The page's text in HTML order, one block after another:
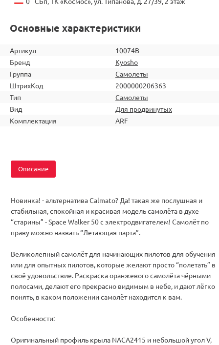
Основные характеристики
Артикул
10074B
Бренд
Kyosho
Группа
Самолеты
ШтрихКод
2000000206363
Тип
Самолеты
Вид
Для продвинутых
Комплектация
ARF
Описание
Новинка! - альтернатива Calmato? Да! такая же послушная и
стабильная, спокойная и красивая модель самолёта в духе
“старины” - Space Walker 50 с электродвигателем! Самолёт по
праву можно назвать “Летающая парта”.
Великолепный самолёт для начинающих пилотов для обучения
или для опытных пилотов, которые желают просто “полетать” в
своё удовольствие. Раскраска оранжевого самолёта чёрными
полосами, делают его прекрасно видимым в небе, и дают лёгко
понять, в каком положении самолёт находится к вам.
Особенности:
Оригинальный профиль крыла NACA2415 и небольшой угол V,